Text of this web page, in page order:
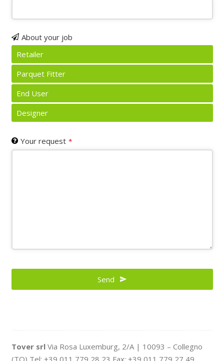
Your
Website
About your job
Retailer
Parquet Fitter
End User
Designer
Your request *
Send
Tover srl Via Rosa Luxemburg, 2/A | 10093 – Collegno
(TO) Tel: +39 011 779 28 23 Fax: +39 011 779 27 49